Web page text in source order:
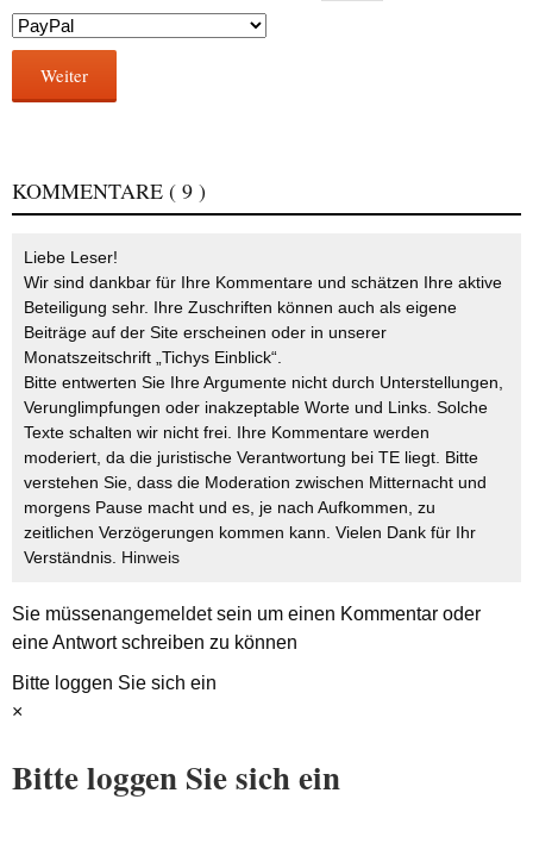
Weiter
KOMMENTARE ( 9 )
Liebe Leser!
Wir sind dankbar für Ihre Kommentare und schätzen Ihre aktive
Beteiligung sehr. Ihre Zuschriften können auch als eigene
Beiträge auf der Site erscheinen oder in unserer
Monatszeitschrift „Tichys Einblick“.
Bitte entwerten Sie Ihre Argumente nicht durch Unterstellungen,
Verunglimpfungen oder inakzeptable Worte und Links. Solche
Texte schalten wir nicht frei. Ihre Kommentare werden
moderiert, da die juristische Verantwortung bei TE liegt. Bitte
verstehen Sie, dass die Moderation zwischen Mitternacht und
morgens Pause macht und es, je nach Aufkommen, zu
zeitlichen Verzögerungen kommen kann. Vielen Dank für Ihr
Verständnis. Hinweis
Sie müssenangemeldetsein um einen Kommentar oder
eine Antwort schreiben zu können
Bitte loggen Sie sich ein
×
Bitte loggen Sie sich ein